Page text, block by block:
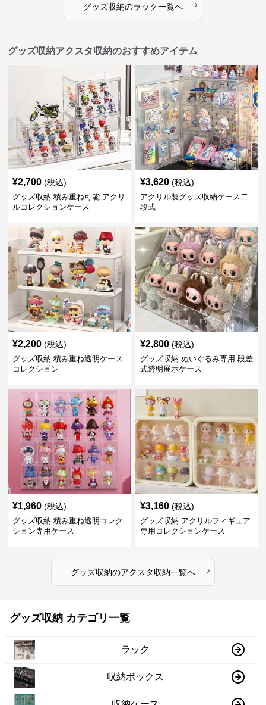
グッズ収納のラック一覧へ ›
グッズ収納アクスタ収納のおすすめアイテム
¥2,700 (税込)
グッズ収納 積み重ね可能 アクリ
ルコレクションケース
¥3,620 (税込)
アクリル製グッズ収納ケース二
段式
¥2,200 (税込)
グッズ収納 積み重ね透明ケース
コレクション
¥2,800 (税込)
グッズ収納 ぬいぐるみ専用 段差
式透明展示ケース
¥1,960 (税込)
グッズ収納 積み重ね透明コレク
ション専用ケース
¥3,160 (税込)
グッズ収納 アクリルフィギュア
専用コレクションケース
グッズ収納のアクスタ収納一覧へ ›
グッズ収納 カテゴリ一覧
ラック
収納ボックス